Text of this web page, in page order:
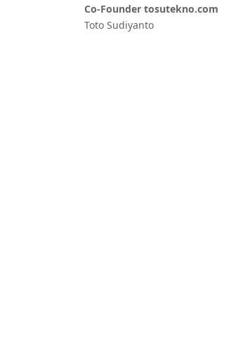
Co-Founder tosutekno.com
Toto Sudiyanto